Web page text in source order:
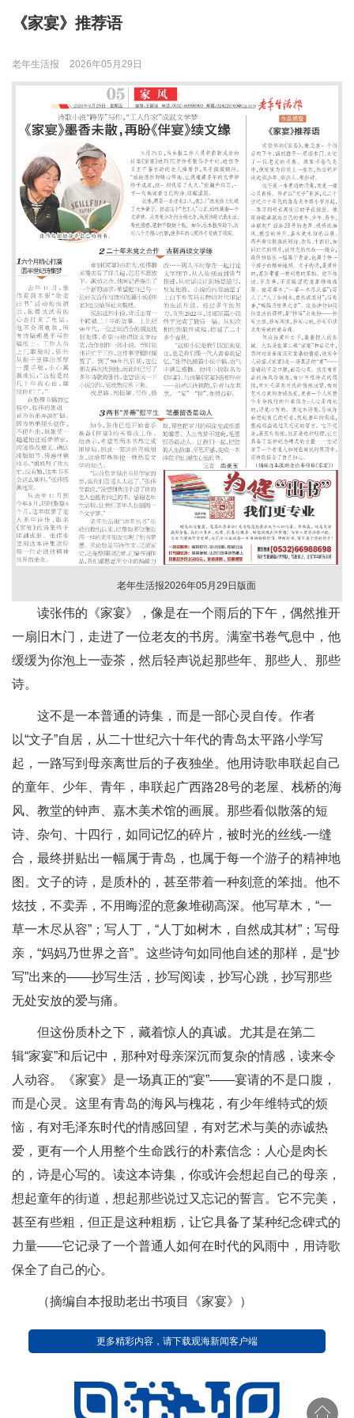
《家宴》推荐语
老年生活报 2026年05月29日
老年生活报2026年05月29日版面
读张伟的《家宴》，像是在一个雨后的下午，偶然推开
一扇旧木门，走进了一位老友的书房。满室书卷气息中，他
缓缓为你泡上一壶茶，然后轻声说起那些年、那些人、那些
诗。
这不是一本普通的诗集，而是一部心灵自传。作者
以“文子”自居，从二十世纪六十年代的青岛太平路小学写
起，一路写到母亲离世后的子夜独坐。他用诗歌串联起自己
的童年、少年、青年，串联起广西路28号的老屋、栈桥的海
风、教堂的钟声、嘉木美术馆的画展。那些看似散落的短
诗、杂句、十四行，如同记忆的碎片，被时光的丝线-一缝
合，最终拼贴出一幅属于青岛，也属于每一个游子的精神地
图。文子的诗，是质朴的，甚至带着一种刻意的笨拙。他不
炫技，不卖弄，不用晦涩的意象堆砌高深。他写草木，“一
草一木尽从容”；写人丁，“人丁如树木，自然成其材”；写母
亲，“妈妈乃世界之音”。这些诗句如同他自述的那样，是“抄
写”出来的——抄写生活，抄写阅读，抄写心跳，抄写那些
无处安放的爱与痛。
但这份质朴之下，藏着惊人的真诚。尤其是在第二
辑“家宴”和后记中，那种对母亲深沉而复杂的情感，读来令
人动容。《家宴》是一场真正的“宴”——宴请的不是口腹，
而是心灵。这里有青岛的海风与槐花，有少年维特式的烦
恼，有对毛泽东时代的情感回望，有对艺术与美的赤诚热
爱，更有一个人用整个生命践行的朴素信念：人心是肉长
的，诗是心写的。读这本诗集，你或许会想起自己的母亲，
想起童年的街道，想起那些说过又忘记的誓言。它不完美，
甚至有些粗，但正是这种粗粝，让它具备了某种纪念碑式的
力量——它记录了一个普通人如何在时代的风雨中，用诗歌
保全了自己的心。
（摘编自本报助老出书项目《家宴》）
更多精彩内容，请下载观海新闻客户端